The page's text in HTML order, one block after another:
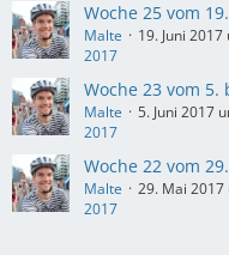
Woche 25 vom
Malte
19. Juni
2017
Woche 23 vom 5.
Malte
5. Juni 2017
2017
Woche 22 vom
Malte
29. Mai 2017
2017